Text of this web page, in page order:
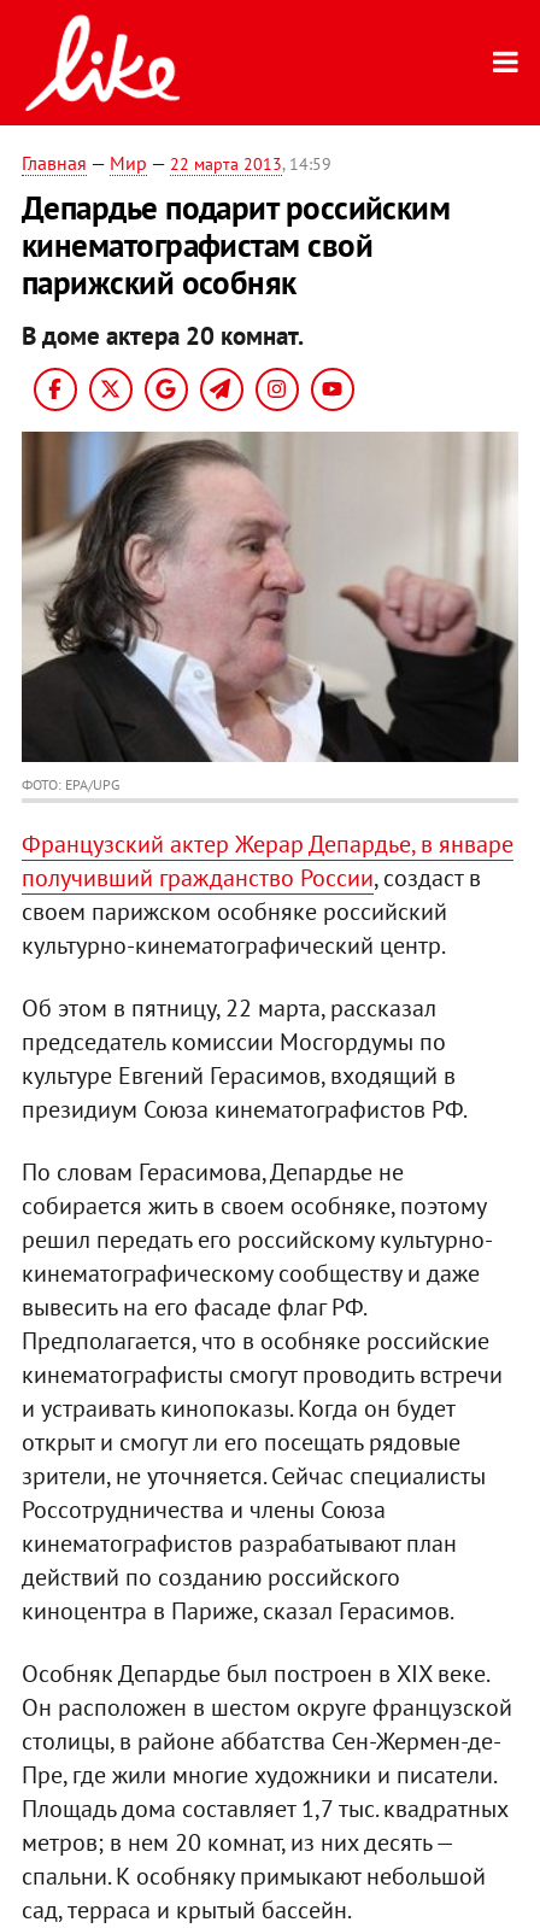
Главная — Мир — 22 марта 2013, 14:59
Депардье подарит российским
кинематографистам свой
парижский особняк
В доме актера 20 комнат.
ФОТО: EPA/UPG
Французский актер Жерар Депардье, в январе
получивший гражданство России, создаст в
своем парижском особняке российский
культурно-кинематографический центр.
Об этом в пятницу, 22 марта, рассказал
председатель комиссии Мосгордумы по
культуре Евгений Герасимов, входящий в
президиум Союза кинематографистов РФ.
По словам Герасимова, Депардье не
собирается жить в своем особняке, поэтому
решил передать его российскому культурно-
кинематографическому сообществу и даже
вывесить на его фасаде флаг РФ.
Предполагается, что в особняке российские
кинематографисты смогут проводить встречи
и устраивать кинопоказы. Когда он будет
открыт и смогут ли его посещать рядовые
зрители, не уточняется. Сейчас специалисты
Россотрудничества и члены Союза
кинематографистов разрабатывают план
действий по созданию российского
киноцентра в Париже, сказал Герасимов.
Особняк Депардье был построен в XIX веке.
Он расположен в шестом округе французской
столицы, в районе аббатства Сен-Жермен-де-
Пре, где жили многие художники и писатели.
Площадь дома составляет 1,7 тыс. квадратных
метров; в нем 20 комнат, из них десять —
спальни. К особняку примыкают небольшой
сад, терраса и крытый бассейн.